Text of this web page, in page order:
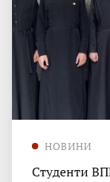
НОВИНИ
Студенти